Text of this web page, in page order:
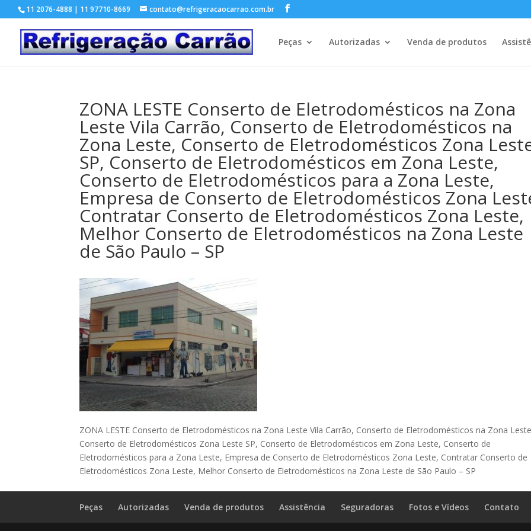
11 2076-4888 | 11 97710-8669 contato@refrigeracaocarrao.com.br
Peças Autorizadas Venda de produtos
ZONA LESTE Conserto de Eletrodomésticos na Zona
Leste Vila Carrão, Conserto de Eletrodomésticos na
Zona Leste, Conserto de Eletrodomésticos Zona
SP, Conserto de Eletrodomésticos em Zona Leste,
Conserto de Eletrodomésticos para a Zona Leste,
Empresa de Conserto de Eletrodomésticos Zona
Contratar Conserto de Eletrodomésticos Zona Leste,
Melhor Conserto de Eletrodomésticos na Zona Leste
de São Paulo – SP
ZONA LESTE Conserto de Eletrodomésticos na Zona Leste Vila Carrão, Conserto de Eletrodomésticos na Zona
Conserto de Eletrodomésticos Zona Leste SP, Conserto de Eletrodomésticos em Zona Leste, Conserto de
Eletrodomésticos para a Zona Leste, Empresa de Conserto de Eletrodomésticos Zona Leste, Contratar Conserto de
Eletrodomésticos Zona Leste, Melhor Conserto de Eletrodomésticos na Zona Leste de São Paulo – SP
Peças Autorizadas Venda de produtos Assistência Seguradoras Fotos e Vídeos Contato